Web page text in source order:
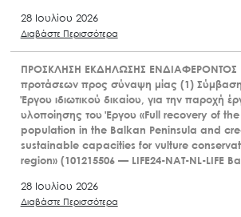
28 Ιουλίου 2026
Διαβάστε Περισσότερα
ΠΡΟΣΚΛΗΣΗ ΕΚΔΗΛΩΣΗΣ ΕΝΔΙΑΦΕΡΟΝΤΟΣ
προτάσεων προς σύναψη μίας (1)
Έργου ιδιωτικού δικαίου, για την παροχή
υλοποίησης του Έργου «Full recovery of
population in the Balkan Peninsula and
sustainable capacities for vulture
region» (101215506 — LIFE24-NAT-NL-LIFE
28 Ιουλίου 2026
Διαβάστε Περισσότερα